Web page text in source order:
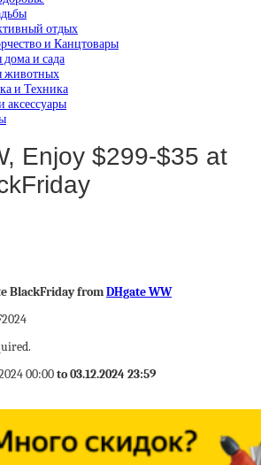
отдых
и Канцтовары
и сада
животных
и Техника
аксессуары
Enjoy $299-$35 at
BlackFriday fromDHgate WW
00:00to 03.12.2024 23:59